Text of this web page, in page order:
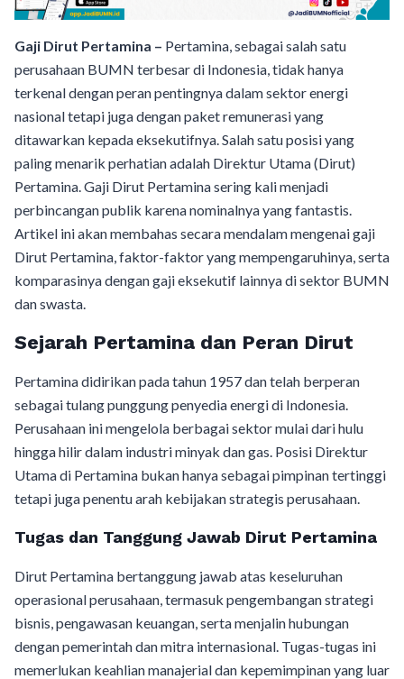
Gaji Dirut Pertamina – Pertamina, sebagai salah satu
perusahaan BUMN terbesar di Indonesia, tidak hanya
terkenal dengan peran pentingnya dalam sektor energi
nasional tetapi juga dengan paket remunerasi yang
ditawarkan kepada eksekutifnya. Salah satu posisi yang
paling menarik perhatian adalah Direktur Utama (Dirut)
Pertamina. Gaji Dirut Pertamina sering kali menjadi
perbincangan publik karena nominalnya yang fantastis.
Artikel ini akan membahas secara mendalam mengenai gaji
Dirut Pertamina, faktor-faktor yang mempengaruhinya, serta
komparasinya dengan gaji eksekutif lainnya di sektor BUMN
dan swasta.
Sejarah Pertamina dan Peran Dirut
Pertamina didirikan pada tahun 1957 dan telah berperan
sebagai tulang punggung penyedia energi di Indonesia.
Perusahaan ini mengelola berbagai sektor mulai dari hulu
hingga hilir dalam industri minyak dan gas. Posisi Direktur
Utama di Pertamina bukan hanya sebagai pimpinan tertinggi
tetapi juga penentu arah kebijakan strategis perusahaan.
Tugas dan Tanggung Jawab Dirut Pertamina
Dirut Pertamina bertanggung jawab atas keseluruhan
operasional perusahaan, termasuk pengembangan strategi
bisnis, pengawasan keuangan, serta menjalin hubungan
dengan pemerintah dan mitra internasional. Tugas-tugas ini
memerlukan keahlian manajerial dan kepemimpinan yang luar